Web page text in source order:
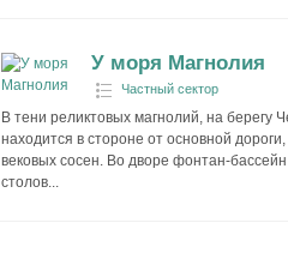
У моря Магнолия
Частный сектор
В тени реликтовых магнолий, на берегу
находится в стороне от основной
вековых сосен. Во дворе фонтан-
столов...